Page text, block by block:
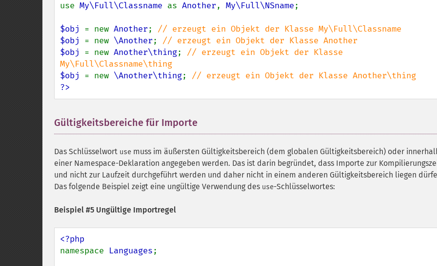
use My\Full\Classname as Another, My\Full\NSname;
$obj = new Another;
$obj = new \Another;
$obj = new Another\thing; // erzeugt ein Objekt der Klasse
$obj = new \Another\thing;
?>
Gültigkeitsbereiche für Importe
Das Schlüsselwort use muss im äußersten Gültigkeitsbereich (dem globalen Gültigkeitsbereich) oder
einer Namespace-Deklaration angegeben werden. Das ist darin begründet, dass Importe zur
und nicht zur Laufzeit durchgeführt werden und daher nicht in einem anderen Gültigkeitsbereich liegen
Das folgende Beispiel zeigt eine ungültige Verwendung des use-Schlüsselwortes:
Beispiel #5 Ungültige Importregel
namespace Languages;